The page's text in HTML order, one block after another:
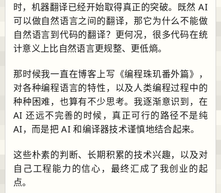
时，机器翻译已经开始取得真正的突破。既然 AI
可以做自然语言之间的翻译，那它为什么不能做
自然语言到代码的翻译？更何况，很多代码在统
计意义上比自然语言更规整、更低熵。
那时候我一直在博客上写《编程珠玑番外篇》，
对各种编程语言的特性，以及人类编程过程中的
种种困难，也算有不少思考。我逐渐意识到，在
AI 还远不完善的时候，真正可行的路径不是纯
AI，而是把 AI 和编译器技术谨慎地结合起来。
这些朴素的判断、长期积累的技术兴趣，以及对
自己工程能力的信心，最终汇成了我创业的起
点。